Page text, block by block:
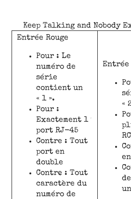
Keep Talking and Nobody
Entrée Rouge
Pour : Le
numéro de
série
contient un
« 1 ».
Pour :
Exactement 1
port RJ-45
Contre : Tout
port en
double
Contre : Tout
caractère du
numéro de
Entrée
«